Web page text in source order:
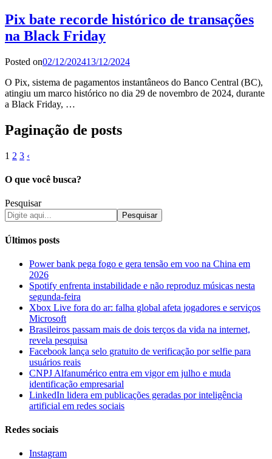
Pix bate recorde histórico de transações
na Black Friday
Posted on02/12/202413/12/2024
O Pix, sistema de pagamentos instantâneos do Banco Central (BC),
atingiu um marco histórico no dia 29 de novembro de 2024, durante
a Black Friday, …
Paginação de posts
1 2 3 ‹
O que você busca?
Pesquisar
Pesquisar
Últimos posts
Power bank pega fogo e gera tensão em voo na China em
2026
Spotify enfrenta instabilidade e não reproduz músicas nesta
segunda-feira
Xbox Live fora do ar: falha global afeta jogadores e serviços
Microsoft
Brasileiros passam mais de dois terços da vida na internet,
revela pesquisa
Facebook lança selo gratuito de verificação por selfie para
usuários reais
CNPJ Alfanumérico entra em vigor em julho e muda
identificação empresarial
LinkedIn lidera em publicações geradas por inteligência
artificial em redes sociais
Redes sociais
Instagram